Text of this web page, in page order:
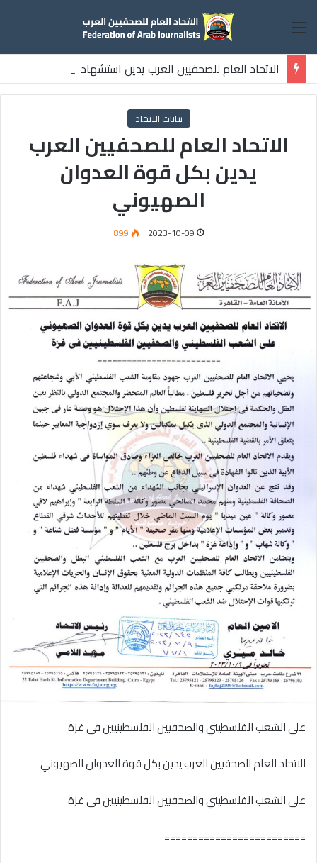
القائمة
الاتحاد العام للصحفيين العرب يدين استشهاد
ثلاثة صحفيين فلسطينيين باستهداف إسرائيلي وسط قطاع غزة
بيانات الاتحاد
الاتحاد العام للصحفيين العرب
يدين بكل قوة العدوان
الصهيوني
2023-10-09
899
على الشعب الفلسطيني والصحفيين الفلسطينيين فى غزة
الاتحاد العام للصحفيين العرب يدين بكل قوة العدوان الصهيوني
على الشعب الفلسطيني والصحفيين الفلسطينيين فى غزة
=========================